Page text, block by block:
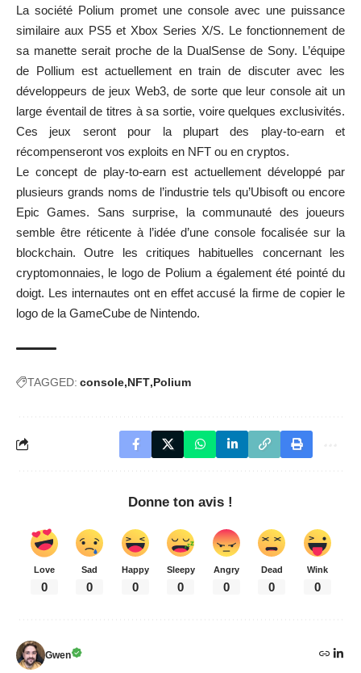
La société Polium promet une console avec une puissance
similaire aux PS5 et Xbox Series X/S. Le fonctionnement de
sa manette serait proche de la DualSense de Sony. L’équipe
de Pollium est actuellement en train de discuter avec les
développeurs de jeux Web3, de sorte que leur console ait un
large éventail de titres à sa sortie, voire quelques exclusivités.
Ces jeux seront pour la plupart des play-to-earn et
récompenseront vos exploits en NFT ou en cryptos.
Le concept de play-to-earn est actuellement développé par
plusieurs grands noms de l’industrie tels qu’Ubisoft ou encore
Epic Games. Sans surprise, la communauté des joueurs
semble être réticente à l’idée d’une console focalisée sur la
blockchain. Outre les critiques habituelles concernant les
cryptomonnaies, le logo de Polium a également été pointé du
doigt. Les internautes ont en effet accusé la firme de copier le
logo de la GameCube de Nintendo.
TAGGED: console NFT Polium
Donne ton avis !
Love
0
Sad
0
Happy
0
Sleepy
0
Angry
0
Dead
0
Wink
0
Gwen